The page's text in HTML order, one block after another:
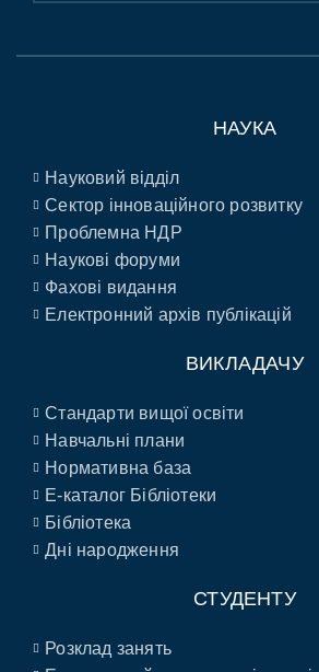
НАУКА
Науковий відділ
Сектор інноваційного розвитку
Проблемна НДР
Наукові форуми
Фахові видання
Електронний архів публікацій
ВИКЛАДАЧУ
Стандарти вищої освіти
Навчальні плани
Нормативна база
E-каталог Бібліотеки
Бібліотека
Дні народження
СТУДЕНТУ
Розклад занять